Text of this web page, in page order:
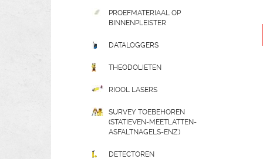
PROEFMATERIAAL OP
BINNENPLEISTER
DATALOGGERS
THEODOLIETEN
RIOOL LASERS
SURVEY TOEBEHOREN
(STATIEVEN-MEETLATTEN-
ASFALTNAGELS-ENZ.)
DETECTOREN